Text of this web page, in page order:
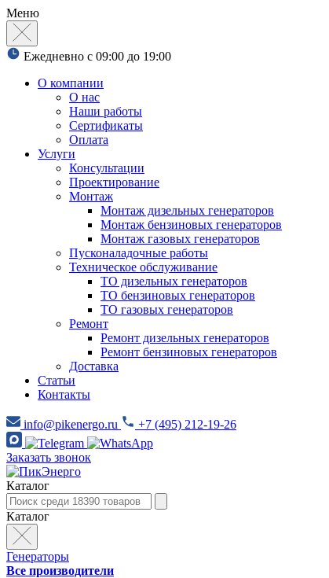
Меню
Ежедневно с 09:00 до 19:00
О компании
О нас
Наши работы
Сертификаты
Оплата
Услуги
Консультации
Проектирование
Монтаж
Монтаж дизельных генераторов
Монтаж бензиновых генераторов
Монтаж газовых генераторов
Пусконаладочные работы
Техническое обслуживание
ТО дизельных генераторов
ТО бензиновых генераторов
ТО газовых генераторов
Ремонт
Ремонт дизельных генераторов
Ремонт бензиновых генераторов
Доставка
Статьи
Контакты
info@pikenergo.ru +7 (495) 212-19-26
Заказать звонок
Каталог
Каталог
Генераторы
Все производители